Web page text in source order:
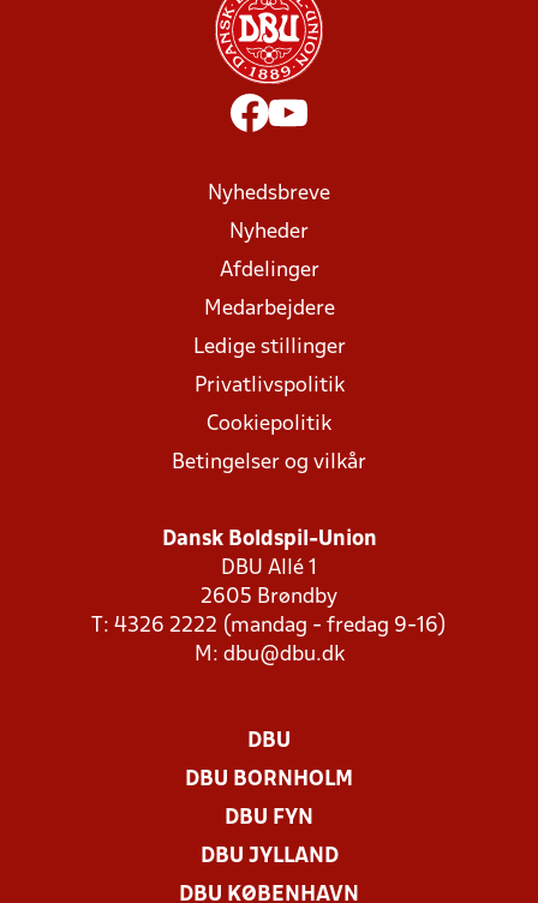
Nyhedsbreve
Nyheder
Afdelinger
Medarbejdere
Ledige stillinger
Privatlivspolitik
Cookiepolitik
Betingelser og vilkår
Dansk Boldspil-Union
DBU Allé 1
2605 Brøndby
T: 4326 2222 (mandag - fredag 9-16)
M: dbu@dbu.dk
DBU
DBU BORNHOLM
DBU FYN
DBU JYLLAND
DBU KØBENHAVN